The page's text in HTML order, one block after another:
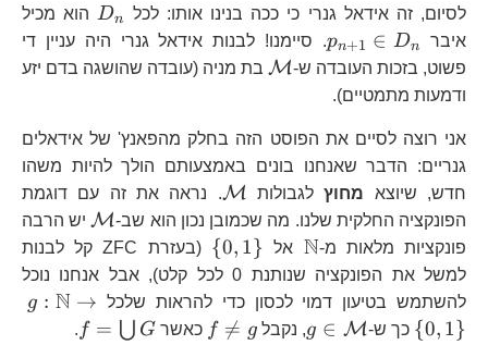
לסיום, זה אידאל גנרי כי ככה בנינו אותו: לכל
D_{n}
Dn
הוא מכיל
איבר
p_{n+1}\in
D_{n}
pn+1 ∈ Dn
. סיימנו! לבנות אידאל גנרי היה עניין די
פשוט, בזכות העובדה ש-\mathcal{M}
M בת מניה (עובדה שהושגה בדם יזע
ודמעות מתמטיים).
אני רוצה לסיים את הפוסט הזה בחלק מהפאנץ' של אידאלים
גנריים: הדבר שאנחנו בונים באמצעותם הולך להיות משהו
חדש, שיוצא מחוץלגבולות
\mathcal{M}
M. נראה את זה עם דוגמת
הפונקציה החלקית שלנו. מה שכמובן נכון הוא שב-Mיש הרבה
פונקציות מלאות מ-
\mathbb{N}N אל
\left\{
0,1\right\}
{0, 1}
(בעזרת ZFC קל לבנות
למשל את הפונקציה שנותנת 0 לכל קלט), אבל אנחנו נוכל
להשתמש בטיעון דמוי לכסון כדי להראות שלכל
{
g : N →
{0, 1} כך ש- g\in\mathcal{M}
g ∈ M , נקבל
f\ne
f 
= g כאשר f = ⋃ G
.